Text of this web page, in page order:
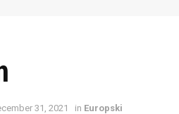
31, 2021 in Europski